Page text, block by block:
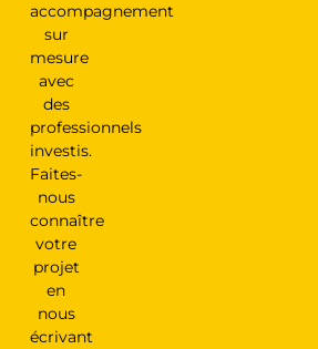
accompagnement
sur
mesure
avec
des
professionnels
investis.
Faites-
nous
connaître
votre
projet
en
nous
écrivant